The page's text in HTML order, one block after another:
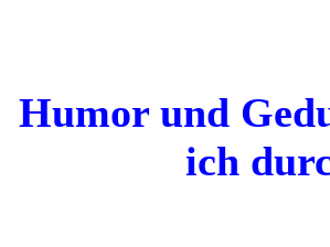
Humor und
ich